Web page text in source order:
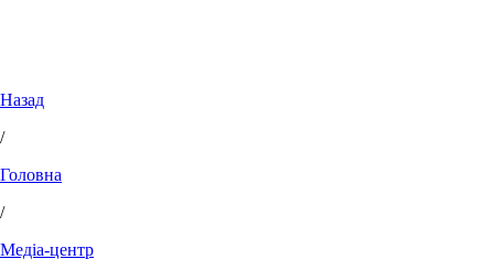
Назад
/
Головна
/
Медіа-центр